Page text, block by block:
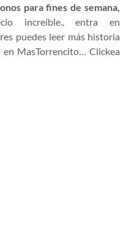
para fines de semana,
increíble.. entra en
puedes leer más historia
en MasTorrencito… Clickea